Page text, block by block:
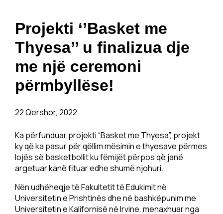
Projekti ‘’Basket me
Thyesa’’ u finalizua dje
me një ceremoni
përmbyllëse!
22 Qershor, 2022
Ka përfunduar projekti “Basket me Thyesa”, projekt
ky që ka pasur për qëllim mësimin e thyesave përmes
lojës së basketbollit ku fëmijët përpos që janë
argetuar kanë fituar edhe shumë njohuri.
Nën udhëheqje të Fakultetit të Edukimit në
Universitetin e Prishtinës dhe në bashkëpunim me
Universitetin e Kalifornisë në Irvine, menaxhuar nga